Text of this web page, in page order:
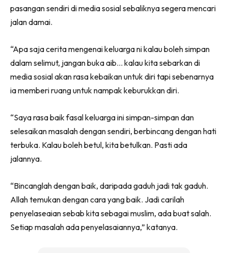
pasangan sendiri di media sosial sebaliknya segera mencari
jalan damai.
“Apa saja cerita mengenai keluarga ni kalau boleh simpan
dalam selimut, jangan buka aib… kalau kita sebarkan di
media sosial akan rasa kebaikan untuk diri tapi sebenarnya
ia memberi ruang untuk nampak keburukkan diri.
“Saya rasa baik fasal keluarga ini simpan-simpan dan
selesaikan masalah dengan sendiri, berbincang dengan hati
terbuka. Kalau boleh betul, kita betulkan. Pasti ada
jalannya.
“Bincanglah dengan baik, daripada gaduh jadi tak gaduh.
Allah temukan dengan cara yang baik. Jadi carilah
penyelaseaian sebab kita sebagai muslim, ada buat salah.
Setiap masalah ada penyelasaiannya,” katanya.